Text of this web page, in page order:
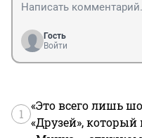
Гость
Войти
1
«Это всего лишь
«Друзей»,